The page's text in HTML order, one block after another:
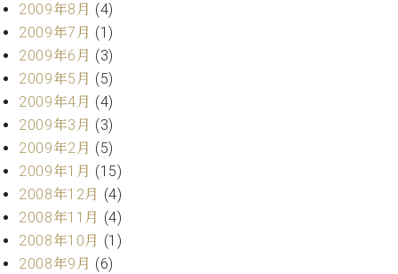
2009年8月 (4)
2009年7月 (1)
2009年6月 (3)
2009年5月 (5)
2009年4月 (4)
2009年3月 (3)
2009年2月 (5)
2009年1月 (15)
2008年12月 (4)
2008年11月 (4)
2008年10月 (1)
2008年9月 (6)